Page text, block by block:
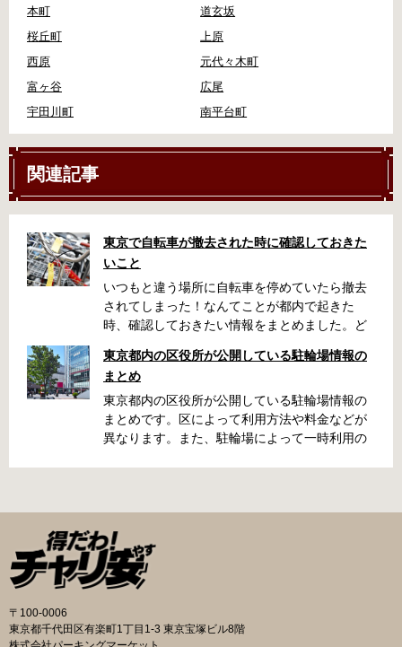
本町
道玄坂
桜丘町
上原
西原
元代々木町
富ヶ谷
広尾
宇田川町
南平台町
関連記事
東京で自転車が撤去された時に確認しておきた
いこと
いつもと違う場所に自転車を停めていたら撤去
されてしまった！なんてことが都内で起きた
時、確認しておきたい情報をまとめました。ど
くらい？なんて疑問が浮かぶかと思います。事
前に確認していざという時対処しましょう。 千
代田区 / 新宿区 / 品川区 / 港区 / 中央区 / 大田区
/ 北区 / 墨田区 / 渋谷区 / 葛飾区 千代田区で撤去
された場合 猿楽町保管場所 住所 千代田区神田
の地図が置いてあります） 東京メトロ半蔵門
線、都営新宿・三田線神保町駅から徒歩7分 大
手町高架下自転車保管場所 住所 千代田区大手町
二丁目4番 電話 050-2018-6466（千代田区自転
車対策コールセンター） 最寄駅 東京メトロ半蔵
線大手町駅B3出口 返還の際に必要な書類 返還
東京都内の区役所が公開している駐輪場情報の
まとめ
東京都内の区役所が公開している駐輪場情報の
まとめです。区によって利用方法や料金などが
異なります。また、駐輪場によって一時利用の
の自転車駐輪場 利用方法 利用登録申請書の提出
申請期間内に利用登録申請書（PDF：
1,396KB） と必要書類を環境まちづくり総務課
あてに郵送（申請期間消印有効）または、期間
内に環境まちづくり総務課（区役所5階5B窓
さい（郵送先・各出張所の受付時間）。電話・
〒100-0006
東京都千代田区有楽町1丁目1-3 東京宝塚ビル8階